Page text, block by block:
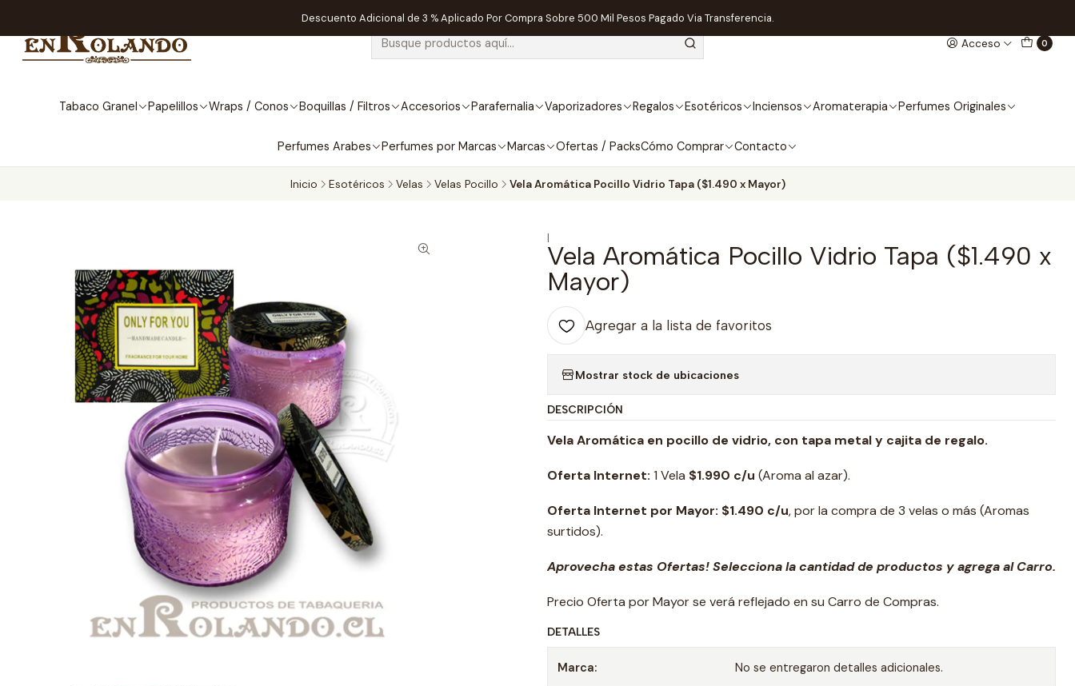
Acceso 0
Tabaco Granel Papelillos Wraps / Conos Boquillas / Filtros Accesorios Parafernalia Vaporizadores Regalos Esotéricos Inciensos Aromaterapia Perfumes Originales
Perfumes Arabes Perfumes por Marcas Marcas Ofertas / PacksCómo Comprar Contacto
Descuento Adicional de 3 % Aplicado Por Compra Sobre 500 Mil Pesos Pagado Via Transferencia.
Inicio Esotéricos Velas Velas Pocillo Vela Aromática Pocillo Vidrio Tapa ($1.490 x Mayor)
|
Vela Aromática Pocillo Vidrio Tapa ($1.490 x
Mayor)
Agregar a la lista de favoritos
Mostrar stock de ubicaciones
DESCRIPCIÓN
Vela Aromática en pocillo de vidrio, con tapa metal y cajita de regalo.
Oferta Internet: 1 Vela $1.990 c/u (Aroma al azar).
Oferta Internet por Mayor: $1.490 c/u, por la compra de 3 velas o más (Aromas
surtidos).
Aprovecha estas Ofertas! Selecciona la cantidad de productos y agrega al Carro.
Precio Oferta por Mayor se verá reflejado en su Carro de Compras.
DETALLES
Marca: No se entregaron detalles adicionales.